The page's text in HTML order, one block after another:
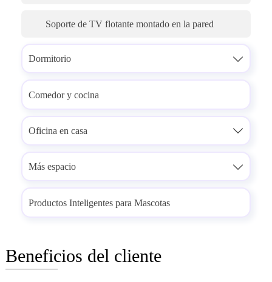
Soporte de TV flotante montado en la pared
Dormitorio 
Comedor y cocina
Oficina en casa 
Más espacio 
Productos Inteligentes para Mascotas
Beneficios del cliente